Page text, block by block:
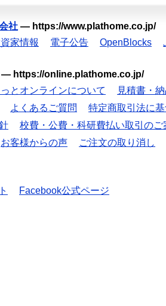
社 — https://www.plathome.co.jp/
家情報 電子公告 OpenBlocks
— https://online.plathome.co.jp/
とオンラインについて
見積書・
よくあるご質問
特定商取引法に
校費・公費・科研費払い取引のご
お客様からの声 ご注文の取り消し
Facebook公式ページ